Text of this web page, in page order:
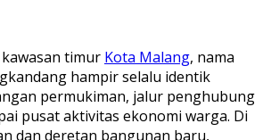
timur Kota Malang, nama
hampir selalu identik
permukiman, jalur penghubung
pusat aktivitas ekonomi warga. Di
dan deretan bangunan baru,